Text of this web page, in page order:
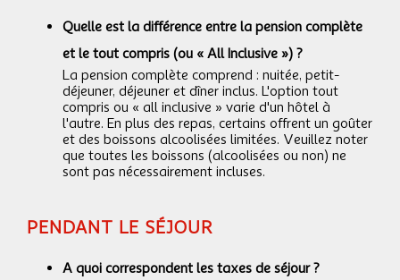
Quelle est la différence entre la pension complète
et le tout compris (ou « All Inclusive ») ?
La pension complète comprend : nuitée, petit-
déjeuner, déjeuner et dîner inclus. L'option tout
compris ou « all inclusive » varie d'un hôtel à
l'autre. En plus des repas, certains offrent un goûter
et des boissons alcoolisées limitées. Veuillez noter
que toutes les boissons (alcoolisées ou non) ne
sont pas nécessairement incluses.
PENDANT LE SÉJOUR
A quoi correspondent les taxes de séjour ?